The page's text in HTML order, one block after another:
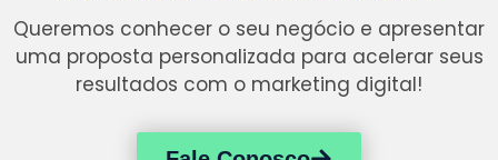
Queremos conhecer o seu negócio e apresentar
uma proposta personalizada para acelerar seus
resultados com o marketing digital!